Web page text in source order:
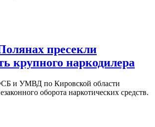
пресекли
крупного наркодилера
и УМВД по Кировской области
оборота наркотических средств.